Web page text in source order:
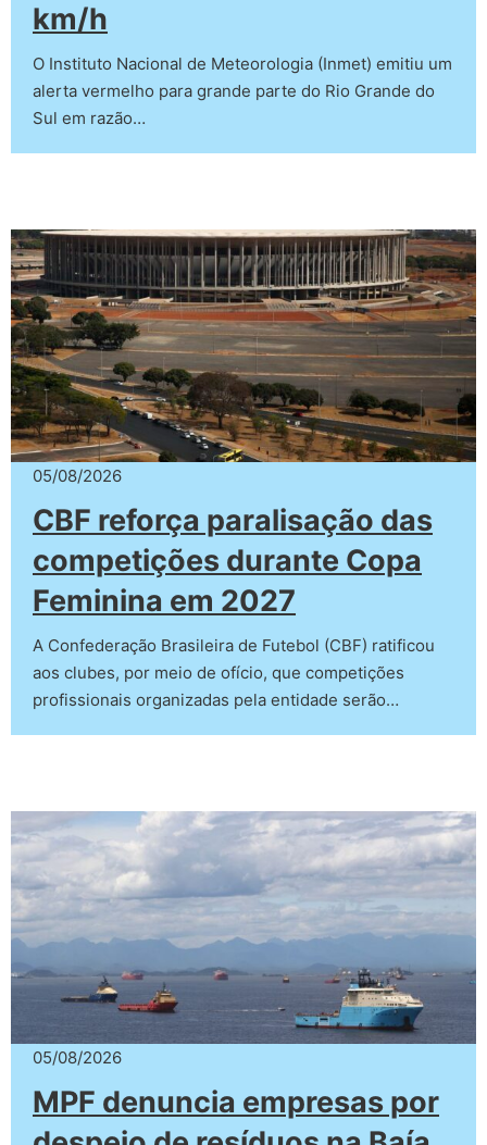
km/h
O Instituto Nacional de Meteorologia (Inmet) emitiu um
alerta vermelho para grande parte do Rio Grande do
Sul em razão…
05/08/2026
CBF reforça paralisação das
competições durante Copa
Feminina em 2027
A Confederação Brasileira de Futebol (CBF) ratificou
aos clubes, por meio de ofício, que competições
profissionais organizadas pela entidade serão…
05/08/2026
MPF denuncia empresas por